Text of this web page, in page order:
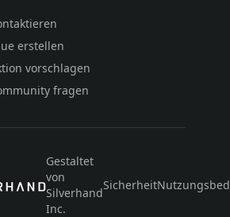
erstellen
vorschlagen
fragen
Gestaltet
von
Silverhand
Inc.
Sicherheit